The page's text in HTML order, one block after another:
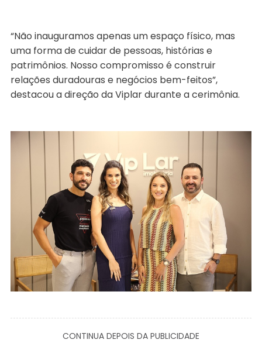
“Não inauguramos apenas um espaço físico, mas
uma forma de cuidar de pessoas, histórias e
patrimônios. Nosso compromisso é construir
relações duradouras e negócios bem-feitos”,
destacou a direção da Viplar durante a cerimônia.
CONTINUA DEPOIS DA PUBLICIDADE